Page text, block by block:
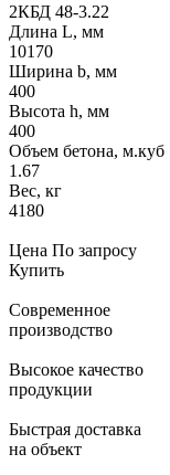
2КБД 48-3.22
Длина L, мм
10170
Ширина b, мм
400
Высота h, мм
400
Объем бетона, м.куб
1.67
Вес, кг
4180
Цена По запросу
Купить
Современное
производство
Высокое качество
продукции
Быстрая доставка
на объект